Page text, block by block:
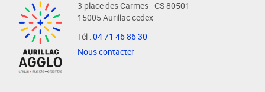
3 place des Carmes - CS 80501
15005 Aurillac cedex
Tél :04 71 46 86 30
Nous contacter